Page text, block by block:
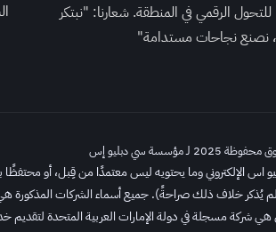
رؤية 2030 للتحول الرقمي في المنطقة. شعارنا: "نبتكر
نصنع نجاحات مستدامة"
لـ مؤسسة سي دبليو إس
اس الإلكتروني وما يحتويه ليس معتمدًا من قِبل، أو محتفظًا
خلاف ذلك صراحةً). جميع أسماء الشركات المذكورة
شركة مسجلة في دولة الإمارات العربية المتحدة لتقديم